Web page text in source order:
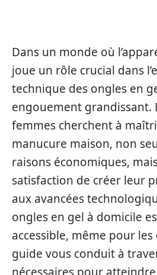
Dans un monde où
joue un rôle crucial dans
technique des ongles en
engouement grandissant.
femmes cherchent à
manucure maison, non
raisons économiques,
satisfaction de créer leur
aux avancées
ongles en gel à domicile
accessible, même pour
guide vous conduit à